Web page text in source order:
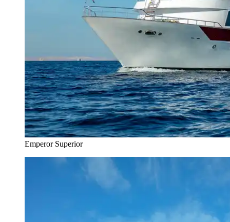
Emperor Superior